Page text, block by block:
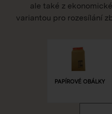
ale také z
variantou pro rozesílání
PAPÍROVÉ OBÁLKY